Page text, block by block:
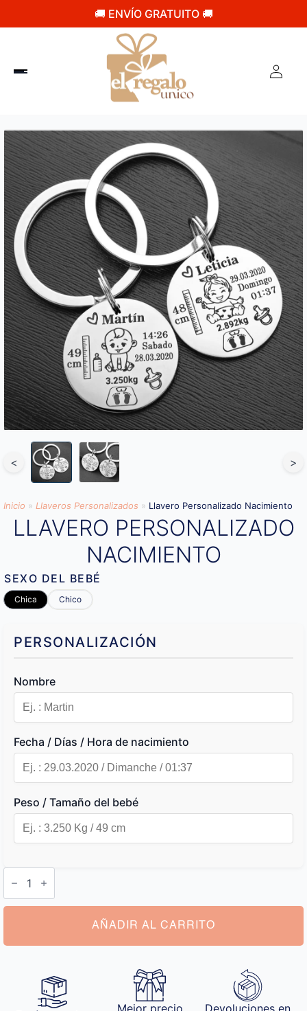
🚚 ENVÍO GRATUITO 🚚
< >
Inicio » Llaveros Personalizados » Llavero Personalizado Nacimiento
LLAVERO PERSONALIZADO
NACIMIENTO
SEXO DEL BEBÉ
Chica Chico
PERSONALIZACIÓN
Nombre
Fecha / Días / Hora de nacimiento
Peso / Tamaño del bebé
Llavero
Personalizado
Nacimiento
cantidad
AÑADIR AL CARRITO